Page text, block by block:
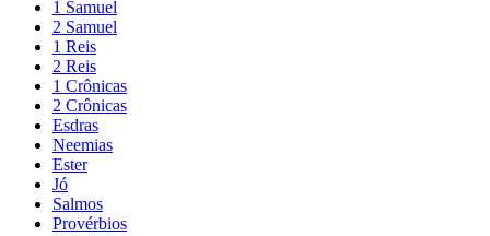
1 Samuel
2 Samuel
1 Reis
2 Reis
1 Crônicas
2 Crônicas
Esdras
Neemias
Ester
Jó
Salmos
Provérbios